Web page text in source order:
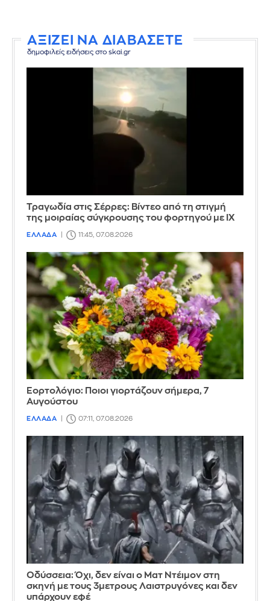
ΑΞΙΖΕΙ ΝΑ ΔΙΑΒΑΣΕΤΕ
δημοφιλείς ειδήσεις στο skai.gr
Τραγωδία στις Σέρρες: Βίντεο από τη στιγμή
της μοιραίας σύγκρουσης του φορτηγού με ΙΧ
ΕΛΛΑΔΑ 11:45, 07.08.2026
Εορτολόγιο: Ποιοι γιορτάζουν σήμερα, 7
Αυγούστου
ΕΛΛΑΔΑ 07:11, 07.08.2026
Οδύσσεια: Όχι, δεν είναι ο Ματ Ντέιμον στη
σκηνή με τους 3μετρους Λαιστρυγόνες και δεν
υπάρχουν εφέ